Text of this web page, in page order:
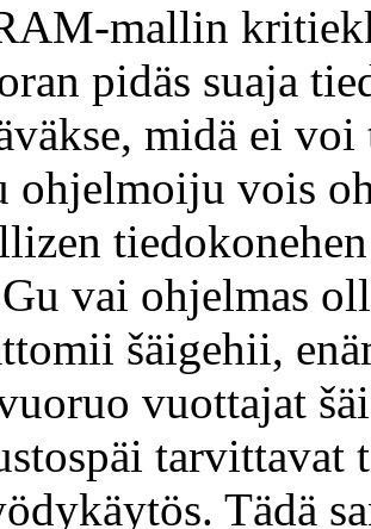
mallin
pidäs suaja
midä ei
ohjelmoiju vois
vai ohjelmas
šäigehii,
vuottajat
Tädä